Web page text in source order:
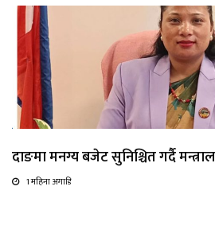
दाङमा मनग्य बजेट सुनिश्चित गर्दै
1 महिना अगाडि